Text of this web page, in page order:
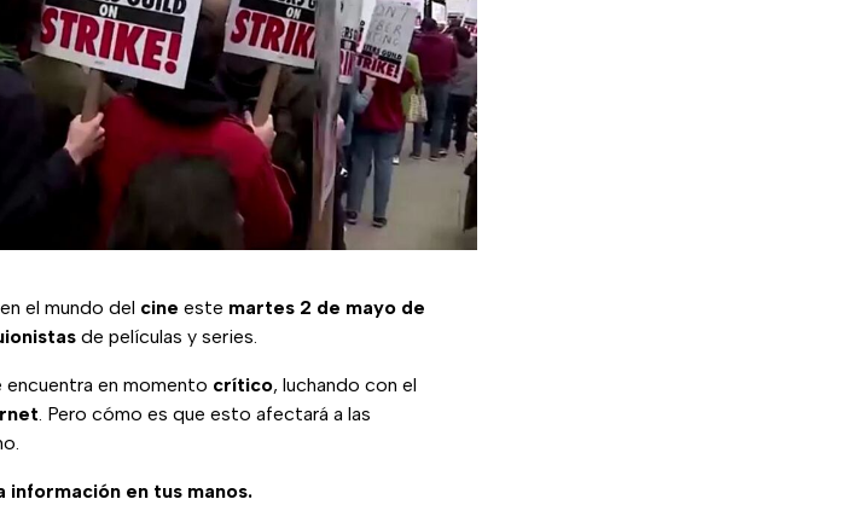
en el mundo del cine este martes 2 de mayo de
de películas y series.
encuentra en momento crítico, luchando con el
. Pero cómo es que esto afectará a las
información en tus manos.